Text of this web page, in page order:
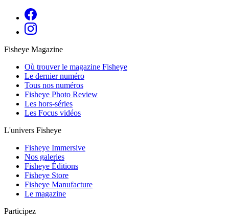
Fisheye Magazine
Où trouver le magazine Fisheye
Le dernier numéro
Tous nos numéros
Fisheye Photo Review
Les hors-séries
Les Focus vidéos
L'univers Fisheye
Fisheye Immersive
Nos galeries
Fisheye Éditions
Fisheye Store
Fisheye Manufacture
Le magazine
Participez